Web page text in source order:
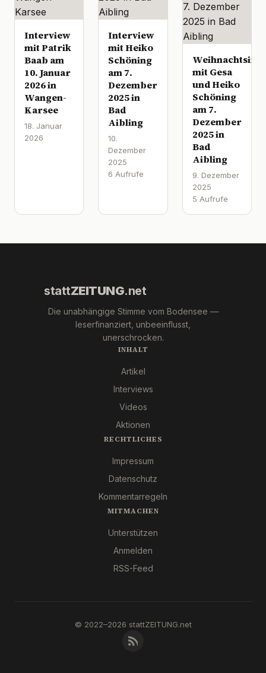
Interview
mit Patrik
Baab am
10. Januar
2026 in
Wangen-
Karsee
18. Januar
2026
Interview
mit Heiko
Schöning
am 7.
Dezember
2025 in
Bad
Aibling
10.
Dezember
2025
6 Aufrufe
mit Gesa
und Heiko
Schöning
am 7.
Dezember
2025 in
Bad
Aibling
9. Dezember
2025
5 Aufrufe
stattZEITUNG.net
Die unabhängige Stimme vom Bodensee —
leserfinanziert, unbeeinflusst,
unerschrocken.
INHALT
Artikel
Interviews
Videos
Aktionen
RECHTLICHES
Impressum
Datenschutz
Kommentarregeln
MITMACHEN
Unterstützen
Anmelden
RSS-Feed
© 2022–2026 stattZEITUNG.net